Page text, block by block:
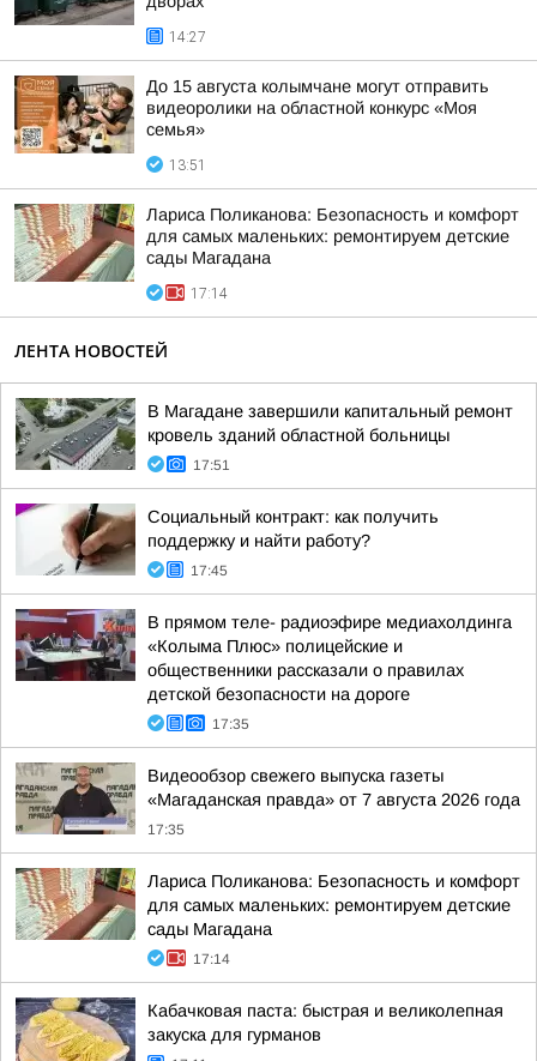
14:27
До 15 августа колымчане могут отправить
видеоролики на областной конкурс «Моя
семья»
13:51
Лариса Поликанова: Безопасность и комфорт
для самых маленьких: ремонтируем детские
сады Магадана
17:14
ЛЕНТА НОВОСТЕЙ
В Магадане завершили капитальный ремонт
кровель зданий областной больницы
17:51
Социальный контракт: как получить
поддержку и найти работу?
17:45
В прямом теле- радиоэфире медиахолдинга
«Колыма Плюс» полицейские и
общественники рассказали о правилах
детской безопасности на дороге
17:35
Видеообзор свежего выпуска газеты
«Магаданская правда» от 7 августа 2026 года
17:35
Лариса Поликанова: Безопасность и комфорт
для самых маленьких: ремонтируем детские
сады Магадана
17:14
Кабачковая паста: быстрая и великолепная
закуска для гурманов